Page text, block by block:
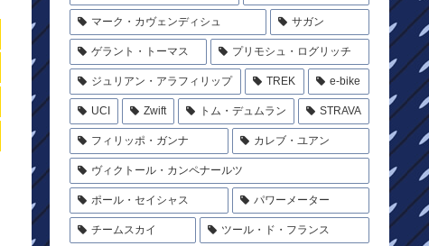
マーク・カヴェンディシュ サガン
ゲラント・トーマス プリモシュ・ログリッチ
ジュリアン・アラフィリップ TREK e-bike
UCI Zwift トム・デュムラン STRAVA
フィリッポ・ガンナ カレブ・ユアン
ヴィクトール・カンペナールツ
ポール・セイシャス パワーメーター
チームスカイ ツール・ド・フランス